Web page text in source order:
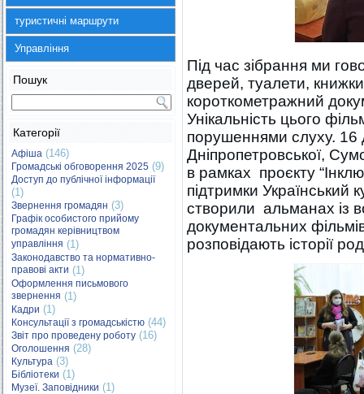
туристичні маршрути
Управління
Пошук
Категорії
Афіша (146)
Громадські обговорення 2025 (9)
Доступ до публічної інформації
(1)
Звернення громадян (3)
Графік особистого прийому
громадян керівництвом
управління (1)
Законодавство та нормативно-
правові акти (1)
Оформлення письмового
звернення (1)
Кадри (1)
Консультації з громадськістю (44)
Звіт про проведену роботу (16)
Оголошення (28)
Культура (3)
Бібліотеки (1)
Музеї. Заповідники (1)
Під час зібрання ми
дверей, туалети,
короткометражний
Унікальність цього
порушеннями слуху. 16
Дніпропетровської,
в рамках проєкту
підтримки
створили альманах із
документальних
розповідають історії